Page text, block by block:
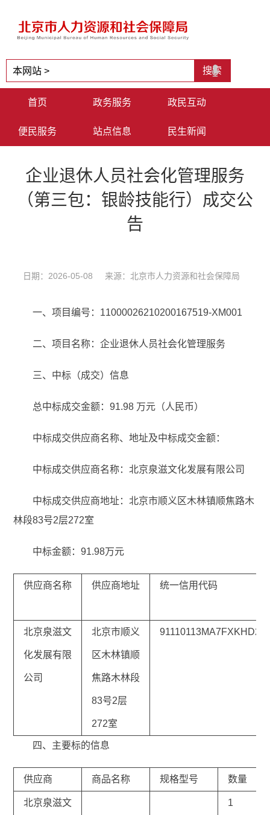
首页 政务服务 政民互动
便民服务 站点信息 民生新闻
企业退休人员社会化管理服务
（第三包：银龄技能行）成交公
告
日期：2026-05-08 来源：北京市人力资源和社会保障局
一、项目编号：11000026210200167519-XM001
二、项目名称：企业退休人员社会化管理服务
三、中标（成交）信息
总中标成交金额：91.98 万元（人民币）
中标成交供应商名称、地址及中标成交金额：
中标成交供应商名称：北京泉滋文化发展有限公司
中标成交供应商地址：北京市顺义区木林镇顺焦路木
林段83号2层272室
中标金额：91.98万元
供应商名称 供应商地址 统一信用代码
北京泉滋文
化发展有限
公司
北京市顺义
区木林镇顺
焦路木林段
83号2层
272室
91110113MA7FXKHD2H
四、主要标的信息
供应商 商品名称 规格型号 数量
北京泉滋文 1